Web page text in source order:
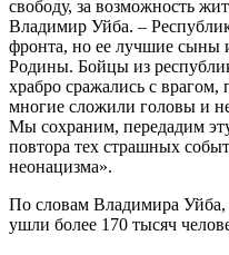
свободу, за возможность
Владимир Уйба. –
фронта, но ее лучшие сыны
Родины. Бойцы из
храбро сражались с
многие сложили головы и
Мы сохраним, передадим
повтора тех страшных
неонацизма».
По словам Владимира
ушли более 170 тысяч